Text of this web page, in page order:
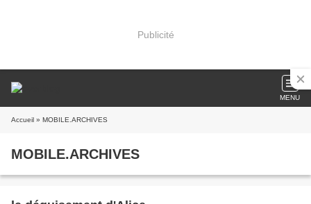
Publicité
MENU
Accueil » MOBILE.ARCHIVES
MOBILE.ARCHIVES